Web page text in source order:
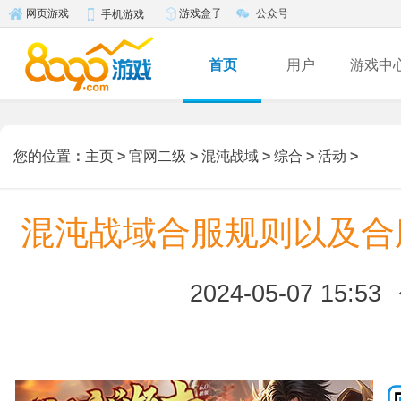
网页游戏 手机游戏 游戏盒子 公众号
首页 用户 游戏中
您的位置 ： 主页 > 官网二级 > 混沌战域 > 综合 > 活动 >
混沌战域合服规则以及
2024-05-07 15:53